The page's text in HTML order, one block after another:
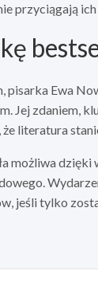
przyciągają
pisarka Ewa
Jej zdaniem,
literatura
możliwa
jeśli tylko